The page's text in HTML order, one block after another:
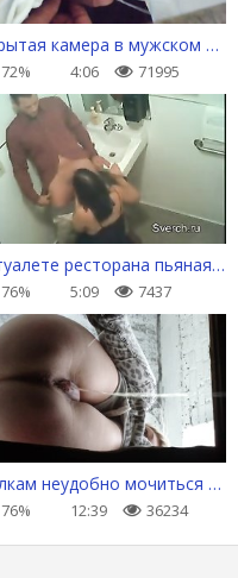
Скрытая камера в мужском сортире
72% 4:06 71995
В туалете ресторана пьяная девка минетит
76% 5:09 7437
Телкам неудобно мочиться в общественном сортире
76% 12:39 36234